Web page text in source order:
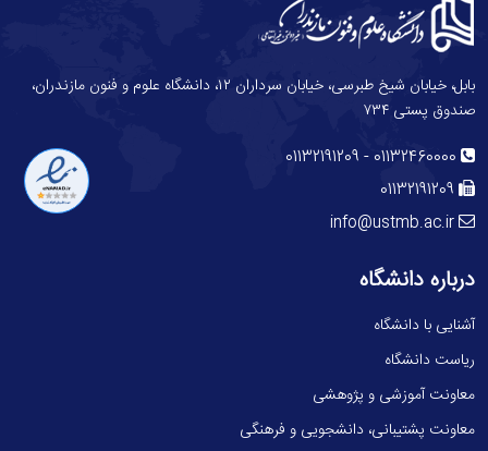
بابل، خیابان شیخ طبرسی، خیابان سرداران ۱۲، دانشگاه علوم و فنون مازندران،
صندوق پستی ۷۳۴
01132460000
-
01132191209
01132191209
info@ustmb.ac.ir
درباره دانشگاه
آشنایی با دانشگاه
ریاست دانشگاه
معاونت آموزشی و پژوهشی
معاونت پشتیبانی، دانشجویی و فرهنگی